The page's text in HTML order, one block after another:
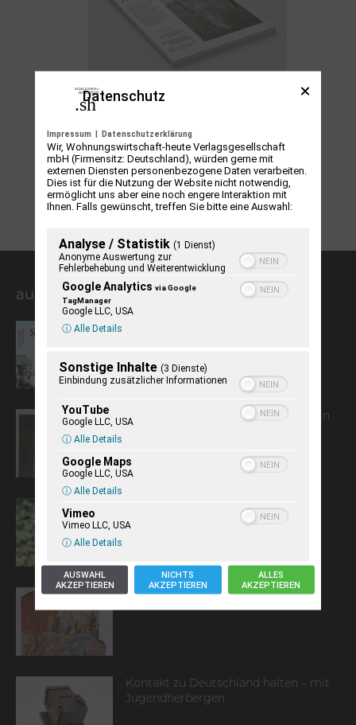
Grenzen im Norden
16,90
In den Warenkorb
aus der Kulturzeitschrift
Carl Friedrich Cramer (1752-1807) Ein
Die Vertreibung aus dem Paradies
Kontakt zu Deutschland halten – mit
Jugendherbergen
Datenschutz
Impressum Datenschutzerklärung
Wir, Wohnungswirtschaft-heute Verlagsgesellschaft
mbH (Firmensitz: Deutschland), würden gerne mit
externen Diensten personenbezogene Daten verarbeiten.
Dies ist für die Nutzung der Website nicht notwendig,
ermöglicht uns aber eine noch engere Interaktion mit
Ihnen. Falls gewünscht, treffen Sie bitte eine Auswahl:
Analyse / Statistik (1 Dienst)
Anonyme Auswertung zur
Fehlerbehebung und Weiterentwicklung
Google Analytics via Google
TagManager
Google LLC, USA
ⓘ Alle Details
Sonstige Inhalte (3 Dienste)
Einbindung zusätzlicher Informationen
YouTube
Google LLC, USA
ⓘ Alle Details
Google Maps
Google LLC, USA
ⓘ Alle Details
Vimeo
Vimeo LLC, USA
ⓘ Alle Details
AUSWAHL
AKZEPTIEREN
NICHTS
AKZEPTIEREN
ALLES
AKZEPTIEREN